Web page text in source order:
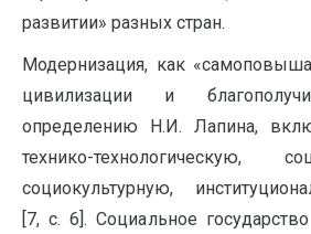
развитии» разных стран.
Модернизация, как
цивилизации и
определению Н.И. Лапина,
технико-технологическую,
социокультурную,
[7, с. 6]. Социальное